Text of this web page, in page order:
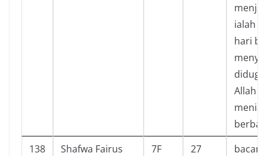
ialah
hari
Allah
138
Shafwa Fairus
7F 27